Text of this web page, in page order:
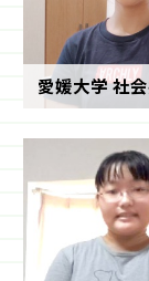
愛媛大学 社